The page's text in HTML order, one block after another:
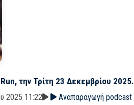
την Τρίτη 23 Δεκεμβρίου 2025.
2025 11:22 Αναπαραγωγή podcast